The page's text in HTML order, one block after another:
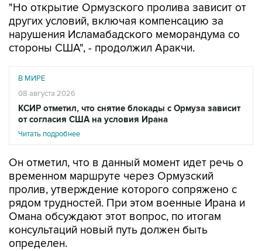
"Но открытие Ормузского пролива зависит от
других условий, включая компенсацию за
нарушения Исламабадского меморандума со
стороны США", - продолжил Аракчи.
В МИРЕ
08 августа 2026
КСИР отметил, что снятие блокады с Ормуза зависит
от согласия США на условия Ирана
Читать подробнее
Он отметил, что в данный момент идет речь о
временном маршруте через Ормузский
пролив, утверждение которого сопряжено с
рядом трудностей. При этом военные Ирана и
Омана обсуждают этот вопрос, по итогам
консультаций новый путь должен быть
определен.